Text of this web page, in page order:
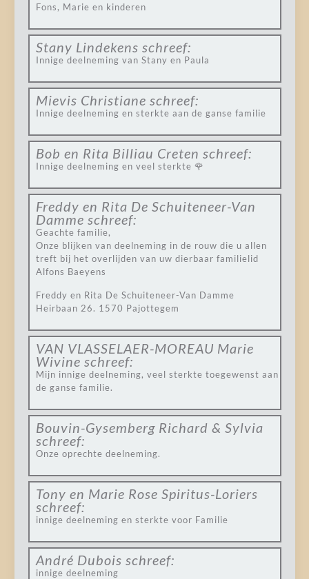
Fons, Marie en kinderen
Stany Lindekens schreef:
Innige deelneming van Stany en Paula
Mievis Christiane schreef:
Innige deelneming en sterkte aan de ganse familie
Bob en Rita Billiau Creten schreef:
Innige deelneming en veel sterkte 🌹
Freddy en Rita De Schuiteneer-Van
Damme schreef:
Geachte familie,
Onze blijken van deelneming in de rouw die u allen
treft bij het overlijden van uw dierbaar familielid
Alfons Baeyens
Freddy en Rita De Schuiteneer-Van Damme
Heirbaan 26. 1570 Pajottegem
VAN VLASSELAER-MOREAU Marie
Wivine schreef:
Mijn innige deelneming, veel sterkte toegewenst aan
de ganse familie.
Bouvin-Gysemberg Richard & Sylvia
schreef:
Onze oprechte deelneming.
Tony en Marie Rose Spiritus-Loriers
schreef:
innige deelneming en sterkte voor Familie
André Dubois schreef:
innige deelneming